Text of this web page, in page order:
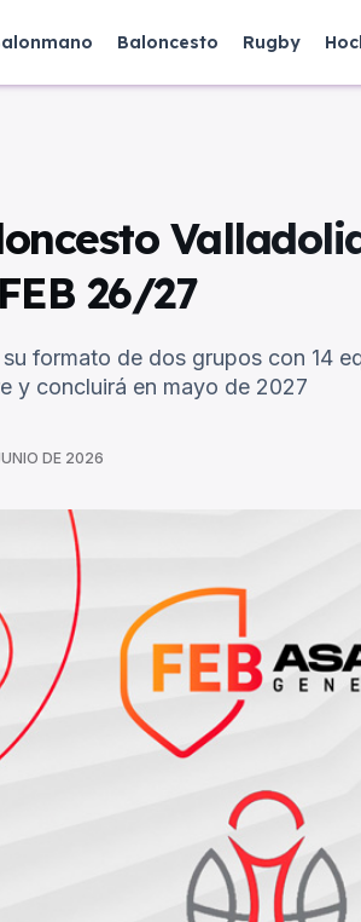
Baloncesto Rugby
26/27
formato de dos grupos con 14
y concluirá en mayo de 2027
DE 2026